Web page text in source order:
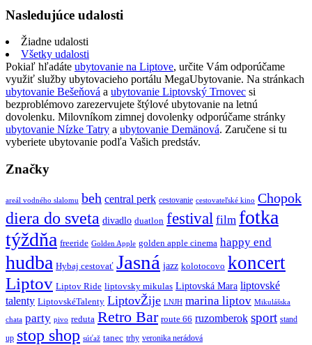
Nasledujúce udalosti
Žiadne udalosti
Všetky udalosti
Pokiaľ hľadáte ubytovanie na Liptove, určite Vám odporúčame
využiť služby ubytovacieho portálu MegaUbytovanie. Na stránkach
ubytovanie Bešeňová a ubytovanie Liptovský Trnovec si
bezproblémovo zarezervujete štýlové ubytovanie na letnú
dovolenku. Milovníkom zimnej dovolenky odporúčame stránky
ubytovanie Nízke Tatry a ubytovanie Demänová. Zaručene si tu
vyberiete ubytovanie podľa Vašich predstáv.
Značky
areál vodného slalomu beh central perk cestovanie cestovateľské kino Chopok
diera do sveta divadlo duatlon festival film fotka
týždňa freeride Golden Apple golden apple cinema happy end
hudba Hybaj cestovať Jasná jazz kolotocovo koncert
Liptov Liptov Ride liptovsky mikulas Liptovská Mara liptovské
talenty LiptovskéTalenty LiptovŽije LNJH marina liptov Mikulášska
chata party pivo reduta Retro Bar route 66 ruzomberok sport stand
up stop shop súťaž tanec trhy veronika nerádová